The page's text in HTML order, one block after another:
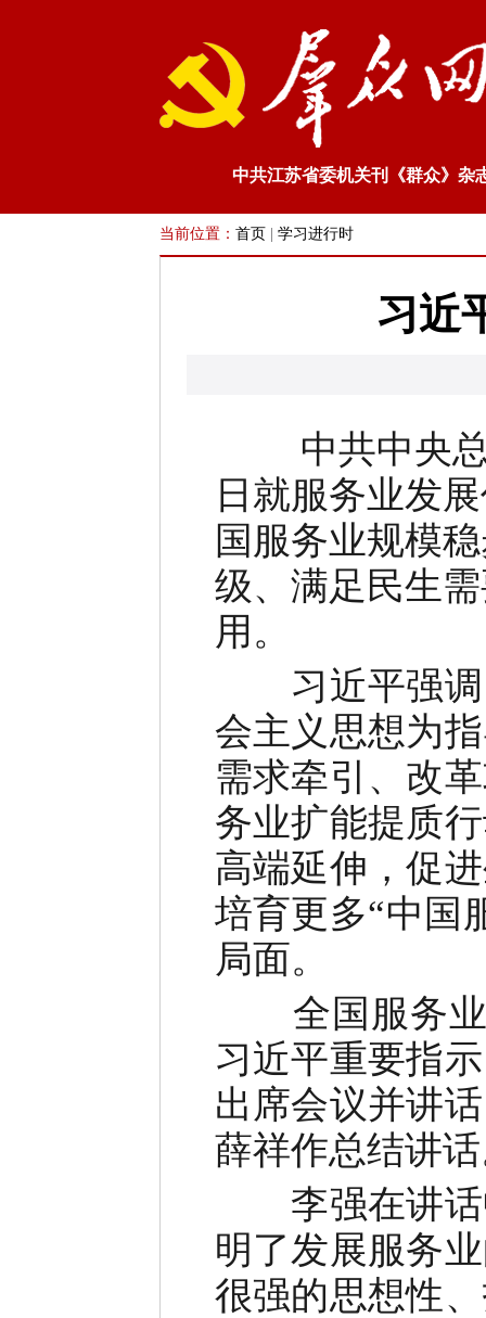
中共江苏省委机关刊《群众》杂
当前位置： 首页 学习进行时
习近
中共中央
日就服务业发
国服务业规模
级、满足民生
用。
习近平强调
会主义思想为
需求牵引、改
务业扩能提质
高端延伸，促
培育更多“中国
局面。
全国服务业
习近平重要指
出席会议并讲
薛祥作总结讲
李强在讲话
明了发展服务
很强的思想性